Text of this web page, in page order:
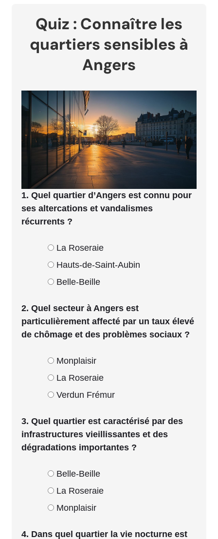
Quiz : Connaître les
quartiers sensibles à
Angers
1. Quel quartier d’Angers est connu pour
ses altercations et vandalismes
récurrents ?
La Roseraie
Hauts-de-Saint-Aubin
Belle-Beille
2. Quel secteur à Angers est
particulièrement affecté par un taux élevé
de chômage et des problèmes sociaux ?
Monplaisir
La Roseraie
Verdun Frémur
3. Quel quartier est caractérisé par des
infrastructures vieillissantes et des
dégradations importantes ?
Belle-Beille
La Roseraie
Monplaisir
4. Dans quel quartier la vie nocturne est